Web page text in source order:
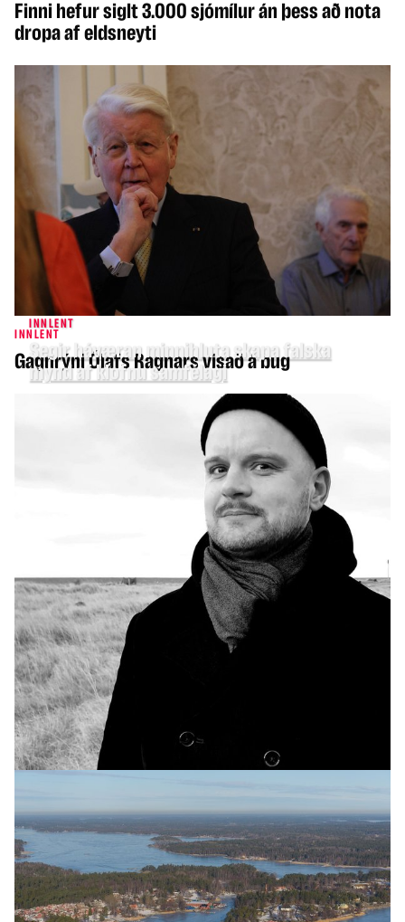
Finni hefur siglt 3.000 sjómílur án þess að nota
dropa af eldsneyti
INNLENT
Gagnrýni Ólafs Ragnars vísað á bug
INNLENT
Segir háværan minnihluta skapa falska
mynd af klofnu samfélagi
INNLENT
Yfirvöld halda áfram vöktun á moskítóflugum
og mítlum